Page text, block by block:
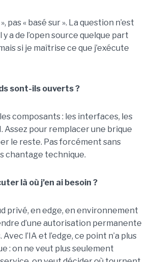
pas « basé sur ». La question n’est
y a de l’open source quelque part
si je maîtrise ce que j’exécute
sont-ils ouverts ?
composants : les interfaces, les
Assez pour remplacer une brique
le reste. Pas forcément sans
chantage technique.
là où j’en ai besoin ?
privé, en edge, en environnement
d’une autorisation permanente
Avec l’IA et l’edge, ce point n’a plus
: on ne veut plus seulement